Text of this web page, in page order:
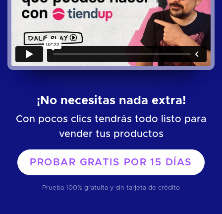
¡No necesitas nada extra!
Con pocos clics tendrás todo listo para
vender tus productos
PROBAR GRATIS POR15 DÍAS
Prueba 100% gratuita y sin tarjeta de crédito